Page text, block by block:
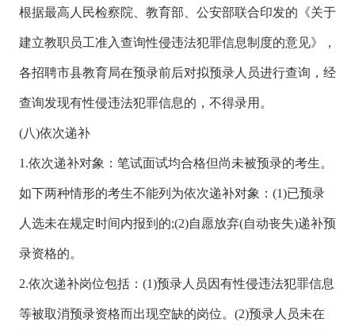
根据最高人民检察院、教育部、公安部联合印发的《关于
建立教职员工准入查询性侵违法犯罪信息制度的意见》，
各招聘市县教育局在预录前后对拟预录人员进行查询，经
查询发现有性侵违法犯罪信息的，不得录用。
(八)依次递补
1.依次递补对象：笔试面试均合格但尚未被预录的考生。
如下两种情形的考生不能列为依次递补对象：(1)已预录
人选未在规定时间内报到的;(2)自愿放弃(自动丧失)递补预
录资格的。
2.依次递补岗位包括：(1)预录人员因有性侵违法犯罪信息
等被取消预录资格而出现空缺的岗位。(2)预录人员未在